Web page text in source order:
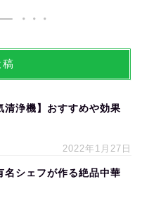
清浄機】おすすめや効果
2022年1月27日
名シェフが作る絶品中華